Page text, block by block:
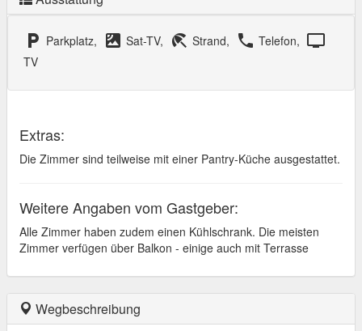
local_parking Parkplatz, satellite Sat-TV, beach_access Strand, local_phone Telefon, tv
TV
Extras:
Die Zimmer sind teilweise mit einer Pantry-Küche ausgestattet.
Weitere Angaben vom Gastgeber:
Alle Zimmer haben zudem einen Kühlschrank. Die meisten
Zimmer verfügen über Balkon - einige auch mit Terrasse
Wegbeschreibung